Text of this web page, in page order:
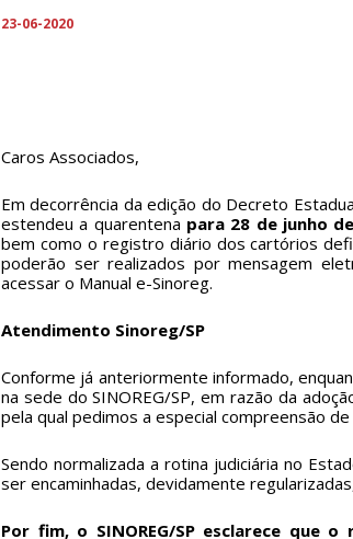
23-06-2020
Caros Associados,
Em decorrência da edição do Decreto
estendeu a quarentena para 28 de junho
bem como o registro diário dos cartórios
poderão ser realizados por mensagem
acessar o Manual e-Sinoreg.
Atendimento Sinoreg/SP
Conforme já anteriormente informado,
na sede do SINOREG/SP, em razão da
pela qual pedimos a especial compreensão
Sendo normalizada a rotina judiciária no
ser encaminhadas, devidamente
Por fim, o SINOREG/SP esclarece